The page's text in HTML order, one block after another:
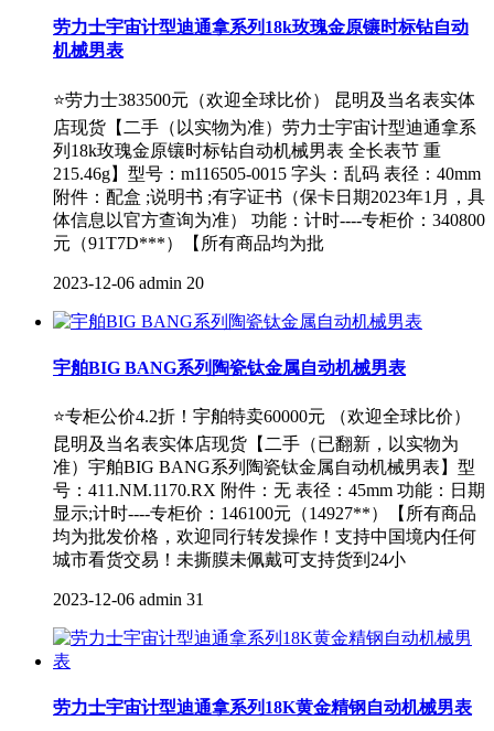
劳力士宇宙计型迪通拿系列18k玫瑰金原镶时标钻自动
机械男表
⭐劳力士383500元（欢迎全球比价） 昆明及当名表实体
店现货【二手（以实物为准）劳力士宇宙计型迪通拿系
列18k玫瑰金原镶时标钻自动机械男表 全长表节 重
215.46g】型号：m116505-0015 字头：乱码 表径：40mm
附件：配盒 ;说明书 ;有字证书（保卡日期2023年1月，具
体信息以官方查询为准） 功能：计时----专柜价：340800
元（91T7D***）【所有商品均为批
2023-12-06 admin 20
宇舶BIG BANG系列陶瓷钛金属自动机械男表
⭐专柜公价4.2折！宇舶特卖60000元 （欢迎全球比价）
昆明及当名表实体店现货【二手（已翻新，以实物为
准）宇舶BIG BANG系列陶瓷钛金属自动机械男表】型
号：411.NM.1170.RX 附件：无 表径：45mm 功能：日期
显示;计时----专柜价：146100元（14927**）【所有商品
均为批发价格，欢迎同行转发操作！支持中国境内任何
城市看货交易！未撕膜未佩戴可支持货到24小
2023-12-06 admin 31
劳力士宇宙计型迪通拿系列18K黄金精钢自动机械男表